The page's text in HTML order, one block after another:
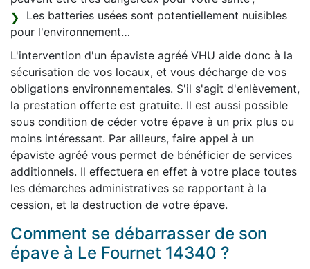
Les batteries usées sont potentiellement nuisibles
pour l'environnement…
L'intervention d'un épaviste agréé VHU aide donc à la
sécurisation de vos locaux, et vous décharge de vos
obligations environnementales. S'il s'agit d'enlèvement,
la prestation offerte est gratuite. Il est aussi possible
sous condition de céder votre épave à un prix plus ou
moins intéressant. Par ailleurs, faire appel à un
épaviste agréé vous permet de bénéficier de services
additionnels. Il effectuera en effet à votre place toutes
les démarches administratives se rapportant à la
cession, et la destruction de votre épave.
Comment se débarrasser de son
épave à Le Fournet 14340 ?